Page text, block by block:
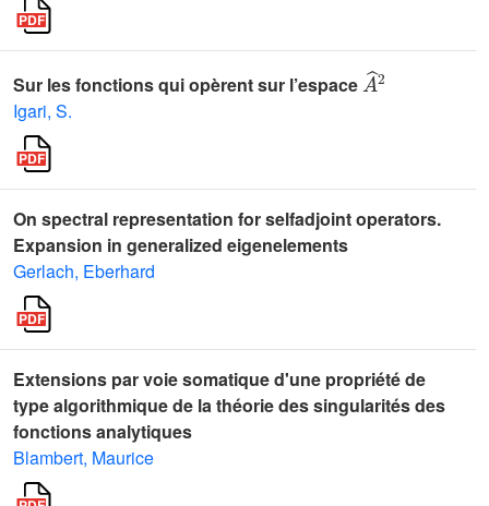
Sur les fonctions qui opèrent sur l’espace
A^
Igari, S.
On spectral representation for selfadjoint operators.
Expansion in generalized eigenelements
Gerlach, Eberhard
Extensions par voie somatique d'une propriété de
type algorithmique de la théorie des singularités des
fonctions analytiques
Blambert, Maurice